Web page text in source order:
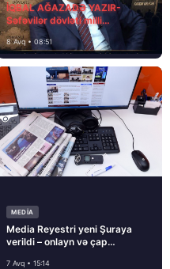
İQBAL AĞAZADƏ YAZIR-
Səfəvilər dövləti milli
dövlətdirmi?
8 Avq • 08:51
MEDİA
Media Reyestri yeni Şuraya
verildi – onlayn və çap
7 Avq • 15:14